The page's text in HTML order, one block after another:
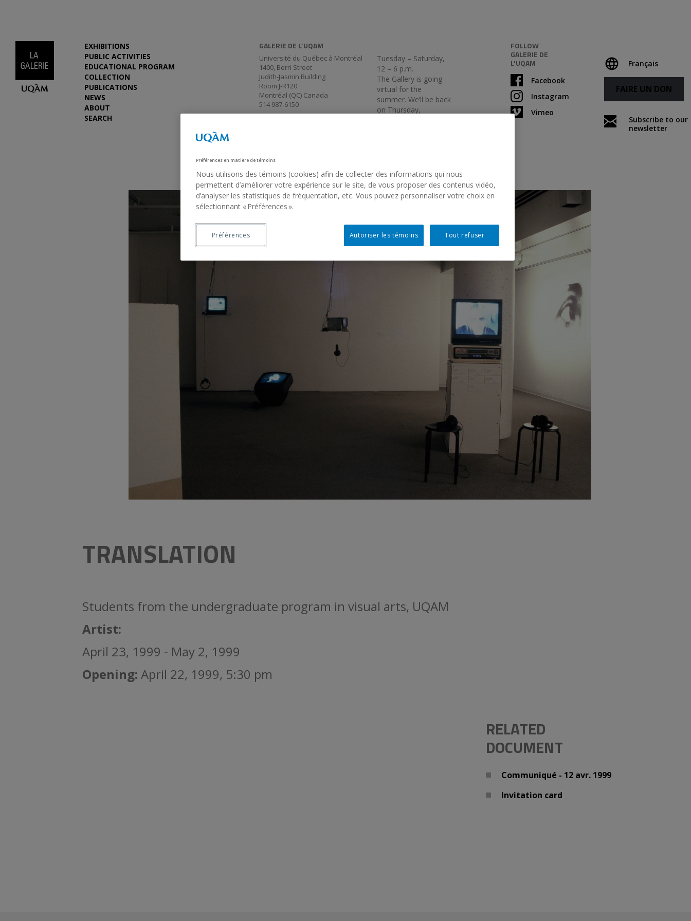
EXHIBITIONS
PUBLIC ACTIVITIES
EDUCATIONAL PROGRAM
COLLECTION
PUBLICATIONS
NEWS
ABOUT
SEARCH
GALERIE DE L’UQAM
Université du Québec à Montréal
1400, Berri Street
Judith-Jasmin Building
Room J-R120
Montréal (QC) Canada
514 987-6150
Tuesday – Saturday,
12 – 6 p.m.
The Gallery is going
virtual for the
summer. We’ll be back
on Thursday,
FOLLOW
GALERIE DE
L'UQAM
Facebook
Instagram
Vimeo
Français
FAIRE UN DON
Subscribe to our
newsletter
TRANSLATION
Students from the undergraduate program in visual arts, UQAM
Artist:
April 23, 1999 - May 2, 1999
Opening: April 22, 1999, 5:30 pm
RELATED
DOCUMENT
Communiqué - 12 avr. 1999
Invitation card
Préférences en matière de témoins
Nous utilisons des témoins (cookies) afin de collecter des informations qui nous
permettent d’améliorer votre expérience sur le site, de vous proposer des contenus vidéo,
d’analyser les statistiques de fréquentation, etc. Vous pouvez personnaliser votre choix en
sélectionnant « Préférences ».
Tout refuser
Autoriser les témoins
Préférences